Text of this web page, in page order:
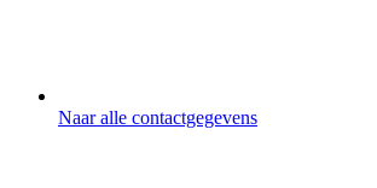
Naar alle contactgegevens